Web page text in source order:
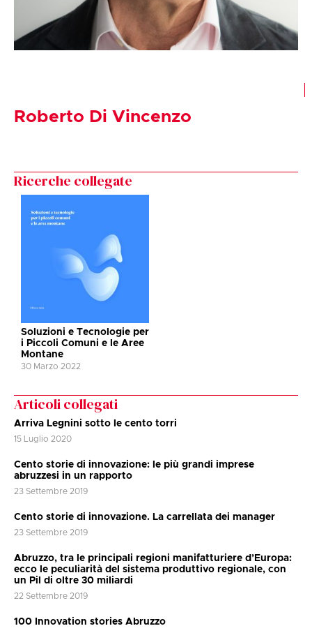
Roberto Di Vincenzo
Ricerche collegate
Soluzioni e Tecnologie per
i Piccoli Comuni e le Aree
Montane
30 Marzo 2022
Articoli collegati
Arriva Legnini sotto le cento torri
15 Luglio 2020
Cento storie di innovazione: le più grandi imprese
abruzzesi in un rapporto
23 Settembre 2019
Cento storie di innovazione. La carrellata dei manager
23 Settembre 2019
Abruzzo, tra le principali regioni manifatturiere d’Europa:
ecco le peculiarità del sistema produttivo regionale, con
un Pil di oltre 30 miliardi
22 Settembre 2019
100 Innovation stories Abruzzo